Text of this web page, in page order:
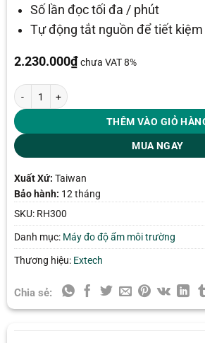
Số lần đọc tối đa / phút
Tự động tắt nguồn để tiết kiệm
2.230.000₫ chưa VAT 8%
Máy đo nhiệt độ độ ẩm điểm sương Extech
THÊM VÀO GIỎ
MUA NGAY
Xuất Xứ: Taiwan
Bảo hành: 12 tháng
SKU: RH300
Danh mục: Máy đo độ ẩm môi trường
Thương hiệu: Extech
Chia sẻ: